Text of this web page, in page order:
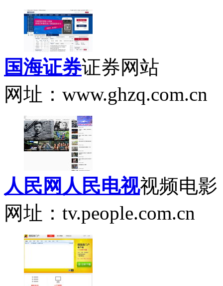
国海证券证券网站
网址：www.ghzq.com.cn
人民网人民电视视频电影
网址：tv.people.com.cn